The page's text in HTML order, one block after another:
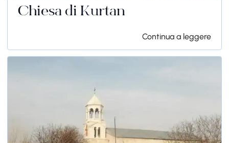
Chiesa di Kurtan
Continua a leggere